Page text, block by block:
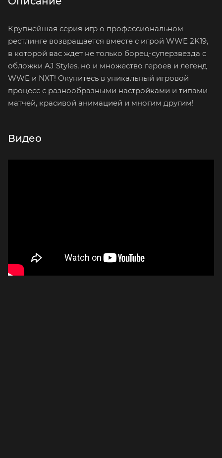
Крупнейшая серия игр о профессиональном
рестлинге возвращается вместе с игрой WWE 2K19,
в которой вас ждет не только борец-суперзвезда с
обложки AJ Styles, но и множество героев и легенд
WWE и NXT! Окунитесь в уникальный игровой
процесс с разнообразными настройками и типами
матчей, красивой анимацией и многим другим!
Видео